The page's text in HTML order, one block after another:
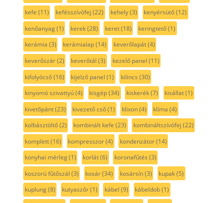
kefe (11) kefésszívófej (22) kehely(3) kenyérsütő(12)
kenőanyag(1) kerek(28) keret(18) keringtető(1)
kerámia (3) kerámialap(14) keverőlapát(4)
keverőszár(2) keverőtál (3) kezelő panel (11)
kifolyócső(16) kijelző panel (1) kilincs (30)
kinyomó szivattyú(4) kisgép(34) kiskerék(7) kisállat(1)
kivetőpánt(23) kivezető cső(1) klixon(4) klíma (4)
kolbásztöltő(2) kombinált kefe (23) kombináltszívófej (22)
komplett(16) kompresszor(4) kondenzátor(14)
konyhai mérleg(1) korlát(6) koronafűtés (3)
koszorú fűtőszál (3) kosár(34) kosársín(3) kupak(5)
kuplung(8) kutyaszőr(1) kábel (9) kábeldob(1)